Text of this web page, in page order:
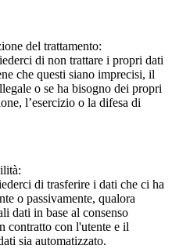
del trattamento:
di non trattare i propri dati
che questi siano imprecisi, il
o se ha bisogno dei propri
l’esercizio o la difesa di
di trasferire i dati che ci ha
o passivamente, qualora
dati in base al consenso
contratto con l'utente e il
sia automatizzato.